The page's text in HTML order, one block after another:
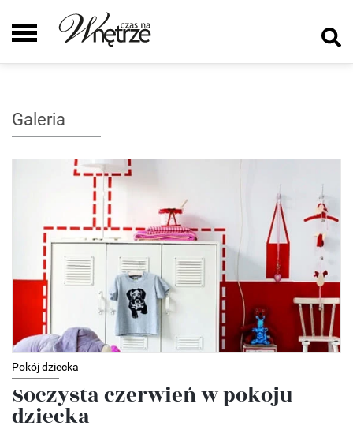
Galeria
Pokój dziecka
Soczysta czerwień w pokoju
dziecka